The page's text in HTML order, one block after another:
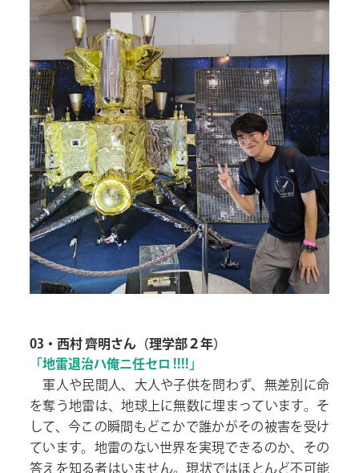
03・西村 齊明さん（理学部２年）
「地雷退治ハ俺ニ任セロ !!!!」
軍人や民間人、大人や子供を問わず、無差別に命
を奪う地雷は、地球上に無数に埋まっています。そ
して、今この瞬間もどこかで誰かがその被害を受け
ています。地雷のない世界を実現できるのか、その
答えを知る者はいません。現状ではほとんど不可能